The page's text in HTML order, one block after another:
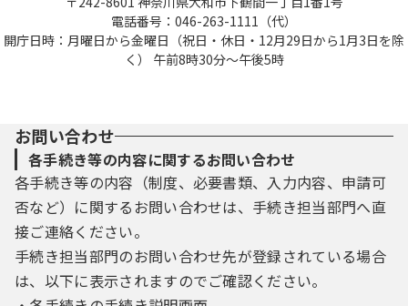
電話番号：046-263-1111（代）
開庁日時：月曜日から金曜日（祝日・休日・12月29日から1月3日を除
く） 午前8時30分～午後5時
お問い合わせ
各手続き等の内容に関するお問い合わせ
各手続き等の内容（制度、必要書類、入力内容、申請可
否など）に関するお問い合わせは、手続き担当部門へ直
接ご連絡ください。
手続き担当部門のお問い合わせ先が登録されている場合
は、以下に表示されますのでご確認ください。